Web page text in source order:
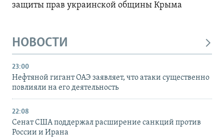
защиты прав украинской общины Крыма
НОВОСТИ
23:00
Нефтяной гигант ОАЭ заявляет, что атаки существенно
повлияли на его деятельность
22:08
Сенат США поддержал расширение санкций против
России и Ирана